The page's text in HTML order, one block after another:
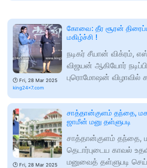
🕑 Fri, 28 Mar 2025
king24x7.com
கோவை: தீர சூரன்
மகிழ்ச்சி !
நடிகர் சீயான் விக்ரம்,
விஜயன் ஆகியோர்
புரொமோஷன்
🕑 Fri, 28 Mar 2025
சாத்தான்குளம் தந்தை,
ஜாமீன் மனு தள்ளுபடி
சாத்தான்குளம்
தெடார்புடைய காவல்
மனுவைத் தள்ளுபடி